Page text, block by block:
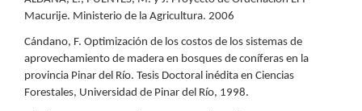
Macurije. Ministerio de la Agricultura. 2006
Cándano, F. Optimización de los costos de los sistemas de
aprovechamiento de madera en bosques de coníferas en la
provincia Pinar del Río. Tesis Doctoral inédita en Ciencias
Forestales, Universidad de Pinar del Río, 1998.